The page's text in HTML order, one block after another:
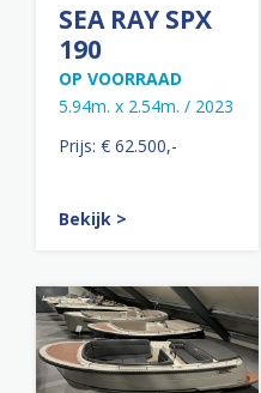
SEA RAY SPX
190
OP VOORRAAD
5.94m. x 2.54m. / 2023
Prijs: € 62.500,-
Bekijk >